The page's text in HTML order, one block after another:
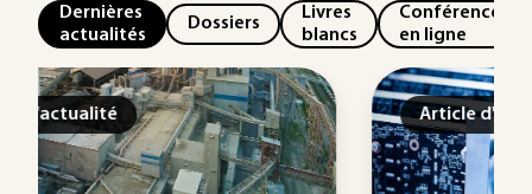
Dernières
actualités
Dossiers
Livres
blancs
Conférences
en ligne
Article d'actualité